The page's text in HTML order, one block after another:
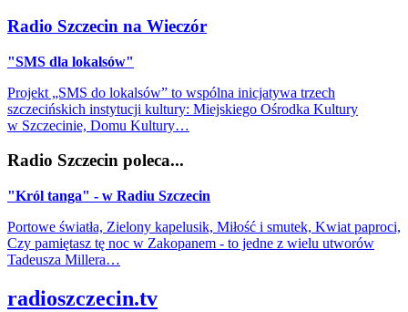
Radio Szczecin na Wieczór
"SMS dla lokalsów"
Projekt „SMS do lokalsów” to wspólna inicjatywa trzech
szczecińskich instytucji kultury: Miejskiego Ośrodka Kultury
w Szczecinie, Domu Kultury…
Radio Szczecin poleca...
"Król tanga" - w Radiu Szczecin
Portowe światła, Zielony kapelusik, Miłość i smutek, Kwiat paproci,
Czy pamiętasz tę noc w Zakopanem - to jedne z wielu utworów
Tadeusza Millera…
radioszczecin.tv